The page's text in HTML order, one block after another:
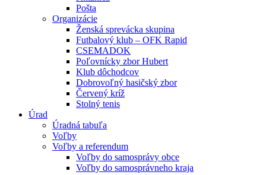
Pošta
Organizácie
Ženská sprevácka skupina
Futbalový klub – OFK Rapid
CSEMADOK
Poľovnícky zbor Hubert
Klub dôchodcov
Dobrovoľný hasičský zbor
Červený kríž
Stolný tenis
Úrad
Úradná tabuľa
Voľby
Voľby a referendum
Voľby do samosprávy obce
Voľby do samosprávneho kraja